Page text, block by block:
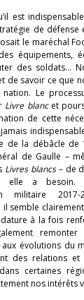
est
de
le maréchal
équipements,
des soldats…
de savoir ce que
Le
Livre blancet
de cette
de la débâcle de
de Gaulle –
Livres blancs– de
elle a
militaire
semble
à la fois
évolutions du
des relations
certaines
nos intérêts